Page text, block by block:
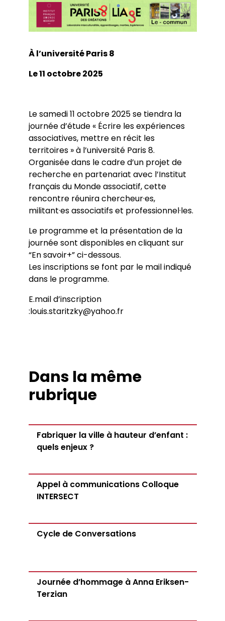
À l’université Paris 8
Le 11 octobre 2025
Le samedi 11 octobre 2025 se tiendra la
journée d’étude « Écrire les expériences
associatives, mettre en récit les
territoires » à l’université Paris 8.
Organisée dans le cadre d’un projet de
recherche en partenariat avec l’Institut
français du Monde associatif, cette
rencontre réunira chercheur·es,
militant·es associatifs et professionnel·les.
Le programme et la présentation de la
journée sont disponibles en cliquant sur
“En savoir+” ci-dessous.
Les inscriptions se font par le mail indiqué
dans le programme.
E.mail d’inscription
:louis.staritzky@yahoo.fr
Dans la même
rubrique
Fabriquer la ville à hauteur d’enfant :
quels enjeux ?
Appel à communications Colloque
INTERSECT
Cycle de Conversations
Journée d’hommage à Anna Eriksen-
Terzian